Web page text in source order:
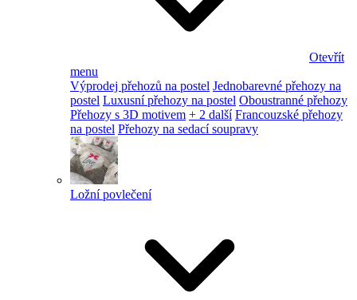
Otevřít
menu
Výprodej přehozů na postel Jednobarevné přehozy na
postel Luxusní přehozy na postel Oboustranné přehozy
Přehozy s 3D motivem + 2 další Francouzské přehozy
na postel Přehozy na sedací soupravy
Ložní povlečení